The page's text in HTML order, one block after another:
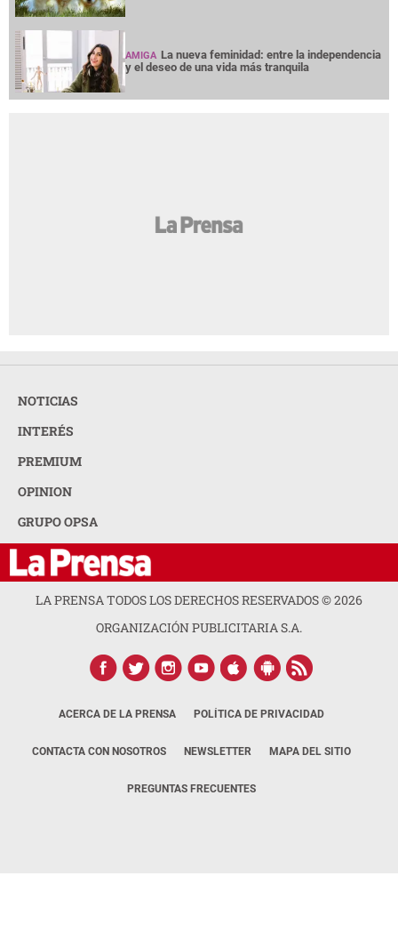
AMIGA La nueva feminidad: entre la independencia
y el deseo de una vida más tranquila
NOTICIAS
INTERÉS
PREMIUM
OPINION
GRUPO OPSA
LA PRENSA TODOS LOS DERECHOS RESERVADOS ©2026
ORGANIZACIÓN PUBLICITARIA S.A.
ACERCA DE LA PRENSA POLÍTICA DE PRIVACIDAD
CONTACTA CON NOSOTROS NEWSLETTER MAPA DEL SITIO
PREGUNTAS FRECUENTES